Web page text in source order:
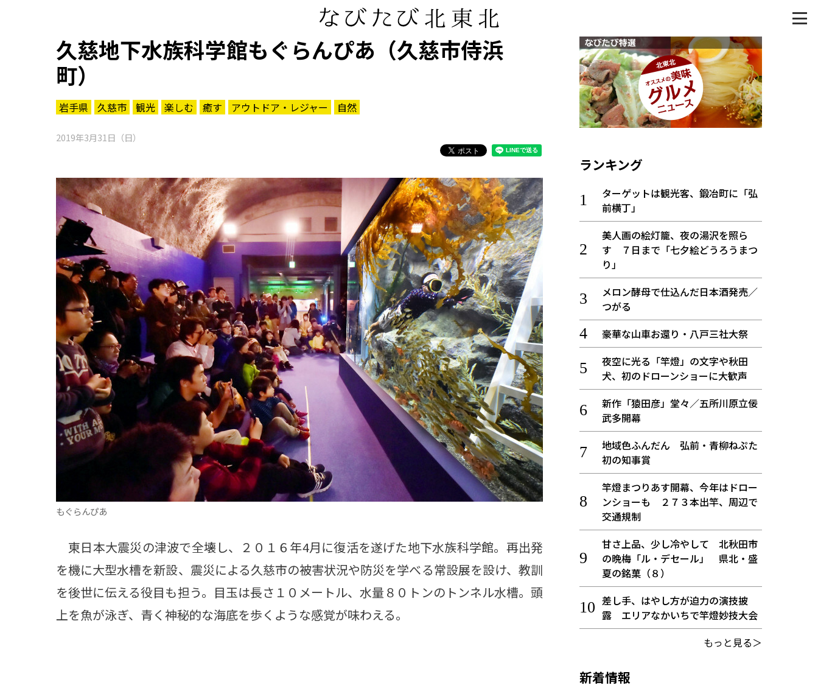
久慈地下水族科学館もぐらんぴあ（久慈市侍浜
町）
岩手県 久慈市 観光 楽しむ 癒す アウトドア・レジャー 自然
2019年3月31日（日）
もぐらんぴあ
東日本大震災の津波で全壊し、２０１６年4月に復活を遂げた地下水族科学館。再出発
を機に大型水槽を新設、震災による久慈市の被害状況や防災を学べる常設展を設け、教訓
を後世に伝える役目も担う。目玉は長さ１０メートル、水量８０トンのトンネル水槽。頭
上を魚が泳ぎ、青く神秘的な海底を歩くような感覚が味わえる。
ランキング
ターゲットは観光客、鍛冶町に「弘
前横丁」
美人画の絵灯籠、夜の湯沢を照ら
す ７日まで「七夕絵どうろうまつ
り」
メロン酵母で仕込んだ日本酒発売／
つがる
豪華な山車お還り・八戸三社大祭
夜空に光る「竿燈」の文字や秋田
犬、初のドローンショーに大歓声
新作「猿田彦」堂々／五所川原立佞
武多開幕
地域色ふんだん 弘前・青柳ねぷた
初の知事賞
竿燈まつりあす開幕、今年はドロー
ンショーも ２７３本出竿、周辺で
交通規制
甘さ上品、少し冷やして 北秋田市
の晩梅「ル・デセール」 県北・盛
夏の銘菓（８）
差し手、はやし方が迫力の演技披
露 エリアなかいちで竿燈妙技大会
もっと見る＞
新着情報
パワースポット
まつり・イベント
おみやげ・特産
道の駅・産直
アウトドア・レジャー
ご当地グルメ